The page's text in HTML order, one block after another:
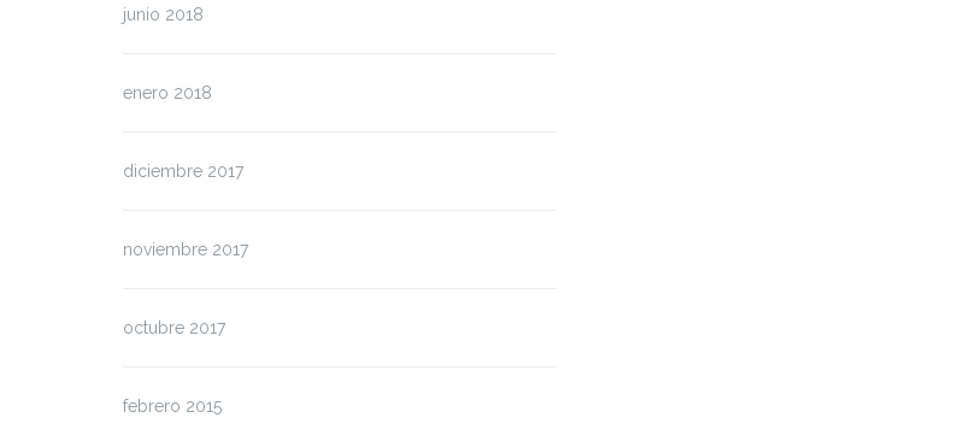
junio 2018
enero 2018
diciembre 2017
noviembre 2017
octubre 2017
febrero 2015